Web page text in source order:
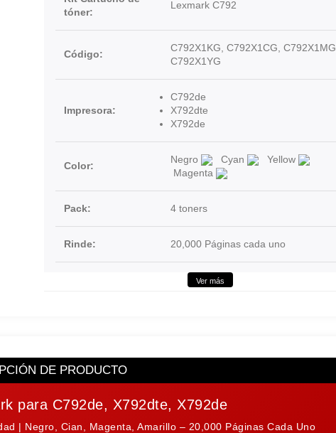
tóner:
Lexmark C792
Código:
C792X1KG, C792X1CG, C792X1MG,
C792X1YG
Impresora:
C792de
X792dte
X792de
Color:
Negro Cyan
Yellow
Magenta
Pack: 4 toners
Rinde: 20,000 Páginas cada uno
Ver más
DE PRODUCTO
para C792de, X792dte, X792de
| Negro, Cian, Magenta, Amarillo – 20,000 Páginas Cada Uno